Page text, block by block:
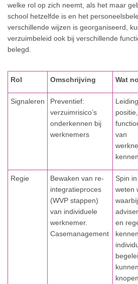
welke rol op zich neemt, als het maar
school hetzelfde is en het
verschillende wijzen is georganiseerd,
verzuimbeleid ook bij verschillende
belegd.
Rol Omschrijving Wat
Signaleren
Preventief:
verzuimrisico’s
onderkennen bij
werknemers
positie,
van
kennen
Regie
Bewaken van re-
integratieproces
(WVP stappen)
van individuele
werknemer.
Casemanagement
Spin
weten
en
kennen,
knopen